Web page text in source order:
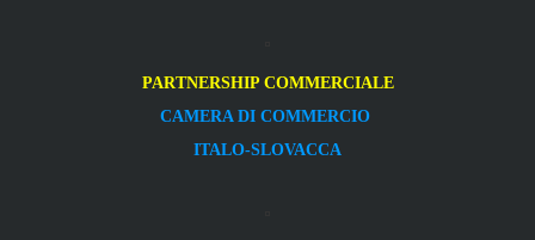
PARTNERSHIP COMMERCIALE
CAMERA DI COMMERCIO
ITALO-SLOVACCA